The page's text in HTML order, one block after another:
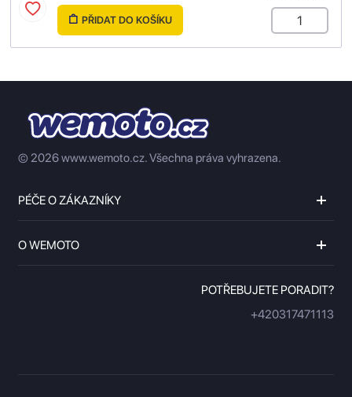
PŘIDAT DO KOŠÍKU
© 2026 www.wemoto.cz.Všechna práva vyhrazena.
PÉČE O ZÁKAZNÍKY
O WEMOTO
POTŘEBUJETE PORADIT?
+420317471113